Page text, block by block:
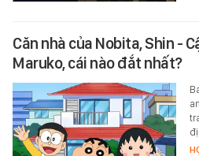
Căn nhà của Nobita, Shin -
Maruko, cái nào đắt nhất?